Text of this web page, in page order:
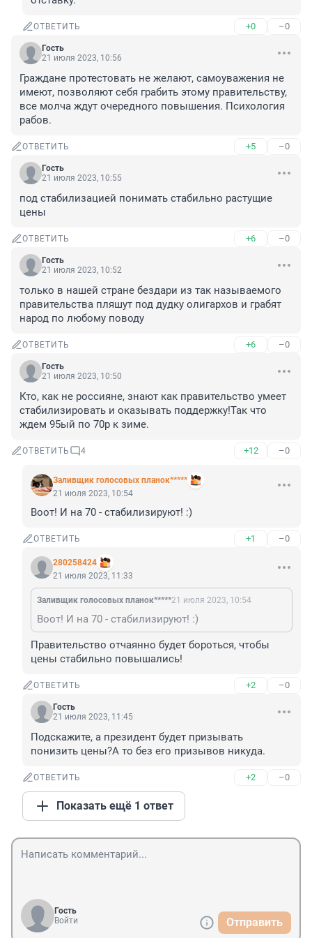
ОТВЕТИТЬ +0 –0
Гость
21 июля 2023, 10:56
Граждане протестовать не желают, самоуважения не
имеют, позволяют себя грабить этому правительству,
все молча ждут очередного повышения. Психология
рабов.
ОТВЕТИТЬ +5 –0
Гость
21 июля 2023, 10:55
под стабилизацией понимать стабильно растущие
цены
ОТВЕТИТЬ +6 –0
Гость
21 июля 2023, 10:52
только в нашей стране бездари из так называемого
правительства пляшут под дудку олигархов и грабят
народ по любому поводу
ОТВЕТИТЬ +6 –0
Гость
21 июля 2023, 10:50
Кто, как не россияне, знают как правительство умеет
стабилизировать и оказывать поддержку!Так что
ждем 95ый по 70р к зиме.
ОТВЕТИТЬ 4 +12 –0
Заливщик голосовых планок*****
21 июля 2023, 10:54
Воот! И на 70 - стабилизируют! :)
ОТВЕТИТЬ +1 –0
280258424
21 июля 2023, 11:33
Заливщик голосовых планок*****21 июля 2023, 10:54
Воот! И на 70 - стабилизируют! :)
Правительство отчаянно будет бороться, чтобы
цены стабильно повышались!
ОТВЕТИТЬ +2 –0
Гость
21 июля 2023, 11:45
Подскажите, а президент будет призывать
понизить цены?А то без его призывов никуда.
ОТВЕТИТЬ +2 –0
Показать ещё 1 ответ
Гость
Войти
Отправить